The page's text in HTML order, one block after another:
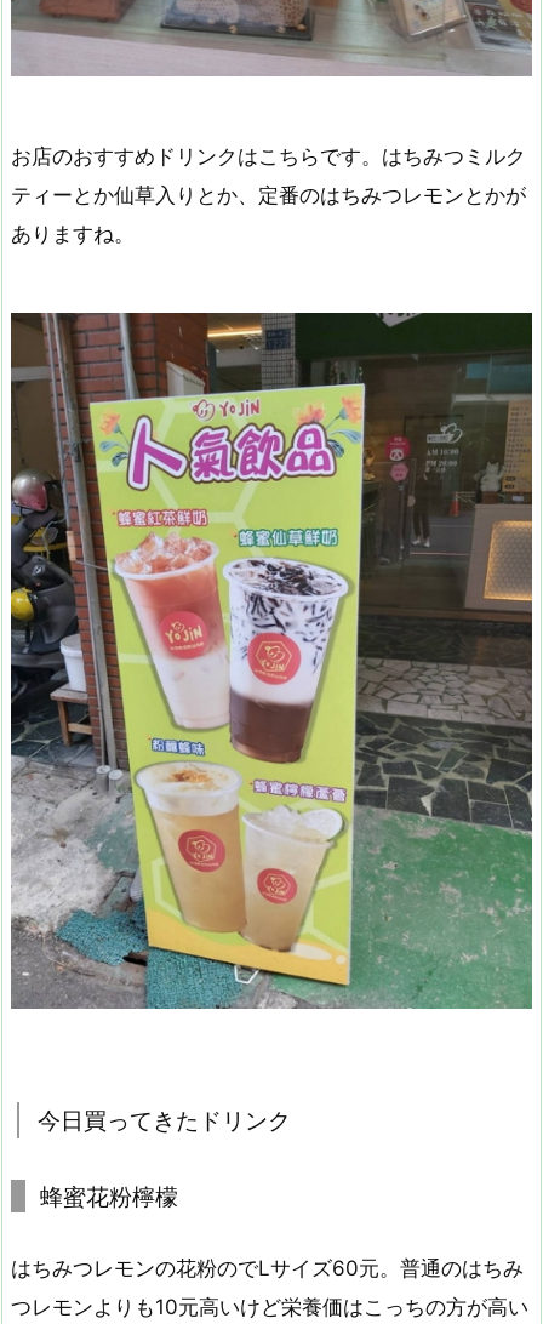
お店のおすすめドリンクはこちらです。はちみつミルク
ティーとか仙草入りとか、定番のはちみつレモンとかが
ありますね。
今日買ってきたドリンク
蜂蜜花粉檸檬
はちみつレモンの花粉のでLサイズ60元。普通のはちみ
つレモンよりも10元高いけど栄養価はこっちの方が高い